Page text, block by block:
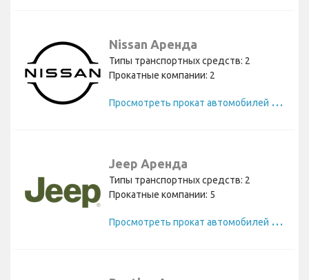
Nissan Аренда
Типы транспортных средств: 2
Прокатные компании: 2
П
росмотреть прокат автомобилей Nissan
Jeep Аренда
Типы транспортных средств: 2
Прокатные компании: 5
П
росмотреть прокат автомобилей Jeep